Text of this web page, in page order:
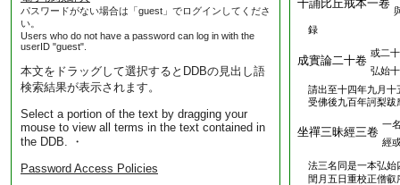
パスワードがない場合は「guest」でログインしてくださ
い。
Users who do not have a password can log in with the
userID "guest".
本文をドラッグして選択するとDDBの見出し語
検索結果が表示されます。
Select a portion of the text by dragging your
mouse to view all terms in the text contained in
the DDB. ・
Password Access Policies
十誦比丘戒本一卷
録
成實論二十卷
或二
弘始
請出至十四年九月十
受佛後九百年訶梨跋
坐禪三昧經三卷
一
經
法三名同是一本弘始
閏月五日重校正僧叡